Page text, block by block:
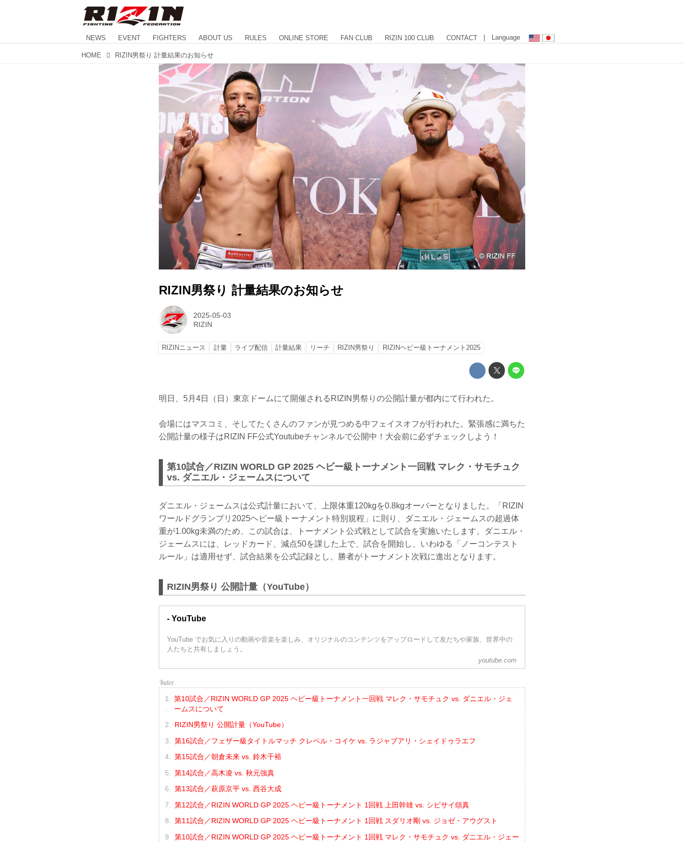
NEWS EVENT FIGHTERS ABOUT US RULES ONLINE STORE FAN CLUB RIZIN 100 CLUB CONTACT | Language
HOME RIZIN男祭り 計量結果のお知らせ
RIZIN男祭り 計量結果のお知らせ
2025-05-03
RIZIN
RIZINニュース 計量 ライブ配信 計量結果 リーチ RIZIN男祭り RIZINヘビー級トーナメント2025
明日、5月4日（日）東京ドームにて開催されるRIZIN男祭りの公開計量が都内にて行われた。
会場にはマスコミ、そしてたくさんのファンが見つめる中フェイスオフが行われた。緊張感に満ちた
公開計量の様子はRIZIN FF公式Youtubeチャンネルで公開中！大会前に必ずチェックしよう！
第10試合／RIZIN WORLD GP 2025 ヘビー級トーナメント一回戦 マレク・サモチュク
vs. ダニエル・ジェームスについて
ダニエル・ジェームスは公式計量において、上限体重120kgを0.8kgオーバーとなりました。「RIZIN
ワールドグランプリ2025ヘビー級トーナメント特別規程」に則り、ダニエル・ジェームスの超過体
重が1.00kg未満のため、この試合は、トーナメント公式戦として試合を実施いたします。ダニエル・
ジェームスには、レッドカード、減点50を課した上で、試合を開始し、いわゆる「ノーコンテスト
ルール」は適用せず、試合結果を公式記録とし、勝者がトーナメント次戦に進出となります。
RIZIN男祭り 公開計量（YouTube）
- YouTube
YouTube でお気に入りの動画や音楽を楽しみ、オリジナルのコンテンツをアップロードして友だちや家族、世界中の
人たちと共有しましょう。
youtube.com
第10試合／RIZIN WORLD GP 2025 ヘビー級トーナメント一回戦 マレク・サモチュク vs. ダニエル・ジェ
ームスについて
RIZIN男祭り 公開計量（YouTube）
第16試合／フェザー級タイトルマッチ クレベル・コイケ vs. ラジャブアリ・シェイドゥラエフ
第15試合／朝倉未来 vs. 鈴木千裕
第14試合／高木凌 vs. 秋元強真
第13試合／萩原京平 vs. 西谷大成
第12試合／RIZIN WORLD GP 2025 ヘビー級トーナメント 1回戦 上田幹雄 vs. シビサイ頌真
第11試合／RIZIN WORLD GP 2025 ヘビー級トーナメント 1回戦 スダリオ剛 vs. ジョゼ・アウグスト
第10試合／RIZIN WORLD GP 2025 ヘビー級トーナメント 1回戦 マレク・サモチュク vs. ダニエル・ジェー